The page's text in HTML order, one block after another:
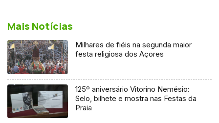
Mais Notícias
Milhares de fiéis na segunda maior
festa religiosa dos Açores
125º aniversário Vitorino Nemésio:
Selo, bilhete e mostra nas Festas da
Praia